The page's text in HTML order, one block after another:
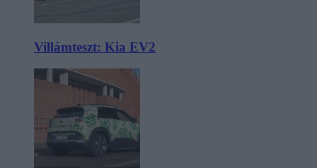
Villámteszt: Kia EV2